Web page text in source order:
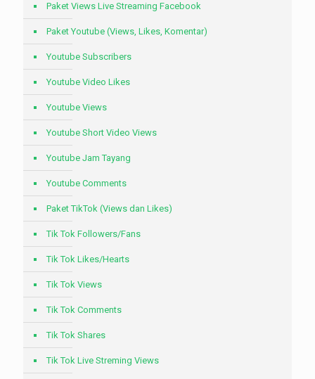
Paket Views Live Streaming Facebook
Paket Youtube (Views, Likes, Komentar)
Youtube Subscribers
Youtube Video Likes
Youtube Views
Youtube Short Video Views
Youtube Jam Tayang
Youtube Comments
Paket TikTok (Views dan Likes)
Tik Tok Followers/Fans
Tik Tok Likes/Hearts
Tik Tok Views
Tik Tok Comments
Tik Tok Shares
Tik Tok Live Streming Views